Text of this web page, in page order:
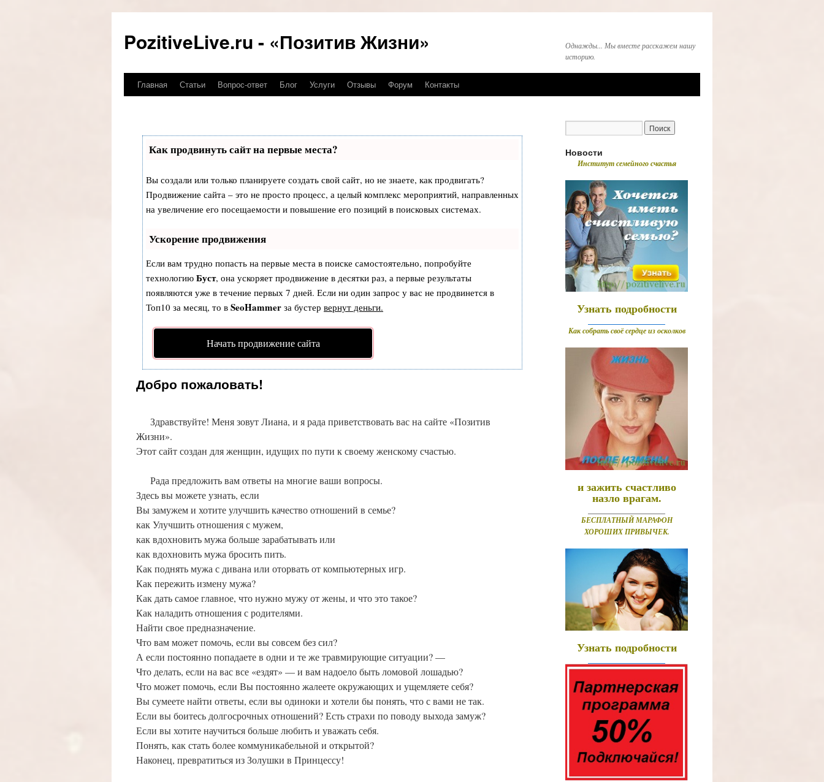
PozitiveLive.ru - «Позитив Жизни»
Однажды... Мы вместе расскажем нашу
историю.
Перейти
Главная Статьи Вопрос-ответ Блог Услуги Отзывы Форум Контакты
Как продвинуть сайт на первые места?
Вы создали или только планируете создать свой сайт, но не знаете, как продвигать?
Продвижение сайта – это не просто процесс, а целый комплекс мероприятий, направленных
на увеличение его посещаемости и повышение его позиций в поисковых системах.
Ускорение продвижения
Если вам трудно попасть на первые места в поиске самостоятельно, попробуйте
технологию Буст, она ускоряет продвижение в десятки раз, а первые результаты
появляются уже в течение первых 7 дней. Если ни один запрос у вас не продвинется в
Топ10 за месяц, то в SeoHammer за бустер вернут деньги.
Начать продвижение сайта
Добро пожаловать!
Здравствуйте! Меня зовут Лиана, и я рада приветствовать вас на сайте «Позитив
Жизни».
Этот сайт создан для женщин, идущих по пути к своему женскому счастью.
Рада предложить вам ответы на многие ваши вопросы.
Здесь вы можете узнать, если
Вы замужем и хотите улучшить качество отношений в семье?
как Улучшить отношения с мужем,
как вдохновить мужа больше зарабатывать или
как вдохновить мужа бросить пить.
Как поднять мужа с дивана или оторвать от компьютерных игр.
Как пережить измену мужа?
Как дать самое главное, что нужно мужу от жены, и что это такое?
Как наладить отношения с родителями.
Найти свое предназначение.
Что вам может помочь, если вы совсем без сил?
А если постоянно попадаете в одни и те же травмирующие ситуации? —
Что делать, если на вас все «ездят» — и вам надоело быть ломовой лошадью?
Что может помочь, если Вы постоянно жалеете окружающих и ущемляете себя?
Вы сумеете найти ответы, если вы одиноки и хотели бы понять, что с вами не так.
Если вы боитесь долгосрочных отношений? Есть страхи по поводу выхода замуж?
Если вы хотите научиться больше любить и уважать себя.
Понять, как стать более коммуникабельной и открытой?
Наконец, превратиться из Золушки в Принцессу!
Новости
Институт семейного счастья
Узнать подробности
______________
Как собрать своё сердце из осколков
и зажить счастливо
назло врагам.
______________
БЕСПЛАТНЫЙ МАРАФОН
ХОРОШИХ ПРИВЫЧЕК.
Узнать подробности
______________